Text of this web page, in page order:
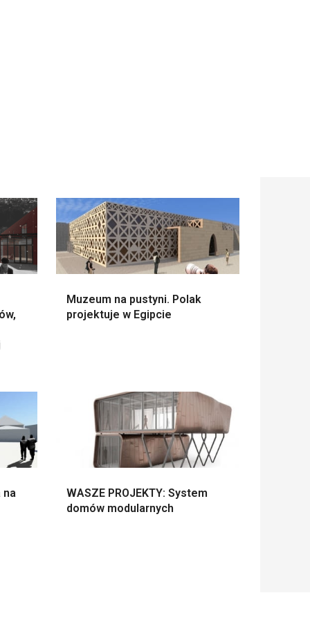
Muzeum na pustyni. Polak
projektuje w Egipcie
na
WASZE PROJEKTY: System
domów modularnych